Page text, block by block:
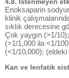
Enoksaparin
klinik
sıklık derecesine
Çok yaygın (>1/
(>1/1,000 ila <1/
(<1/10,000);
Kan ve lenfatik